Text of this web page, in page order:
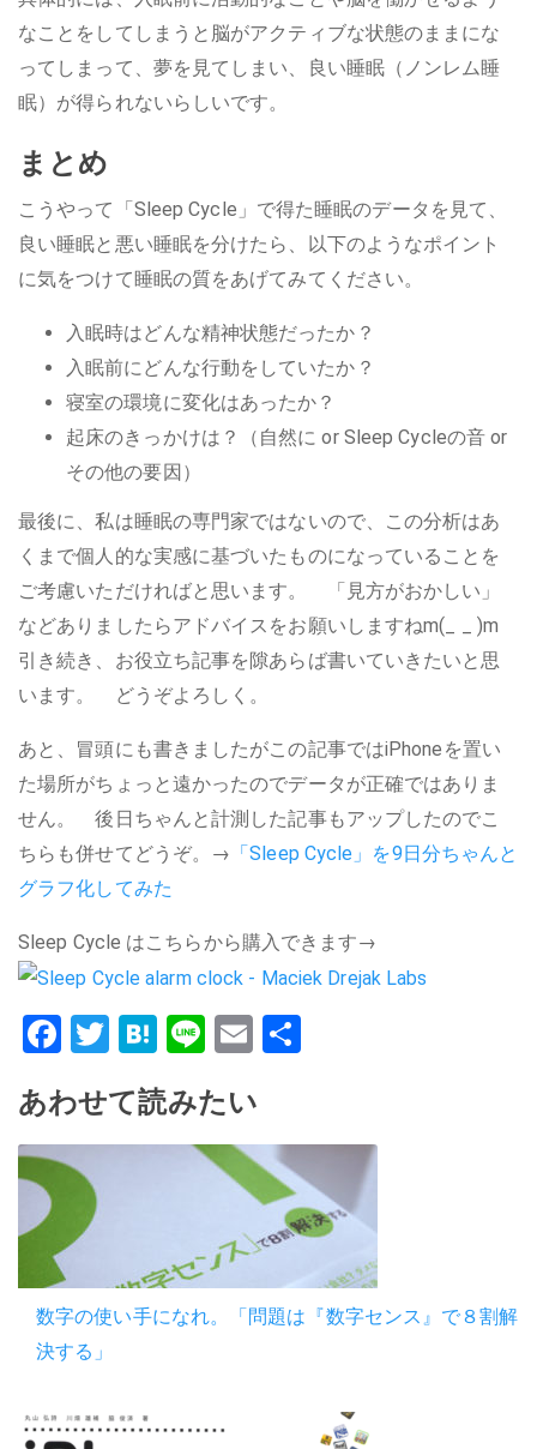
なことをしてしまうと脳がアクティブな状態のままにな
ってしまって、夢を見てしまい、良い睡眠（ノンレム睡
眠）が得られないらしいです。
まとめ
こうやって「Sleep Cycle」で得た睡眠のデータを見て、
良い睡眠と悪い睡眠を分けたら、以下のようなポイント
に気をつけて睡眠の質をあげてみてください。
入眠時はどんな精神状態だったか？
入眠前にどんな行動をしていたか？
寝室の環境に変化はあったか？
起床のきっかけは？（自然に or Sleep Cycleの音 or
その他の要因）
最後に、私は睡眠の専門家ではないので、この分析はあ
くまで個人的な実感に基づいたものになっていることを
ご考慮いただければと思います。 「見方がおかしい」
などありましたらアドバイスをお願いしますねm(_ _ )m
引き続き、お役立ち記事を隙あらば書いていきたいと思
います。 どうぞよろしく。
あと、冒頭にも書きましたがこの記事ではiPhoneを置い
た場所がちょっと遠かったのでデータが正確ではありま
せん。 後日ちゃんと計測した記事もアップしたのでこ
ちらも併せてどうぞ。→ 「Sleep Cycle」を9日分ちゃんと
グラフ化してみた
Sleep Cycle はこちらから購入できます→
Facebook
Twitter
Hatena
LineEmail
あわせて読みたい
数字の使い手になれ。「問題は『数字センス』で８割解
決する」